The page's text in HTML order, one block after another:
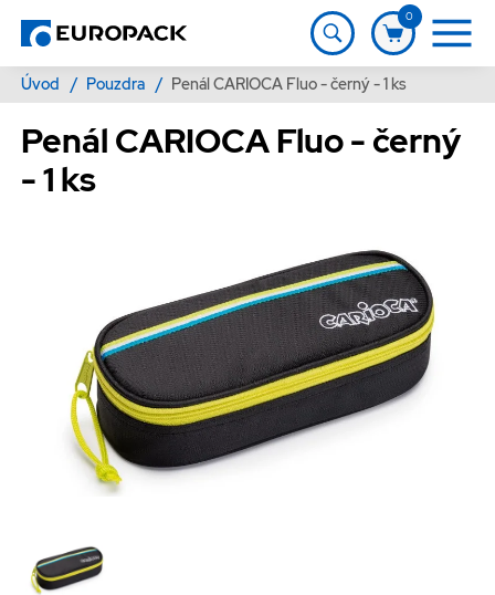
0
Úvod / Pouzdra / Penál CARIOCA Fluo - černý - 1 ks
Penál CARIOCA Fluo - černý
- 1 ks